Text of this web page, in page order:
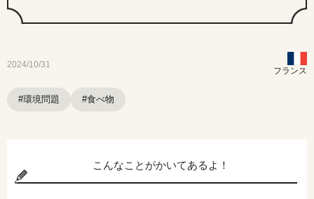
2024/10/31
フランス
#環境問題 #食べ物
こんなことがかいてあるよ！